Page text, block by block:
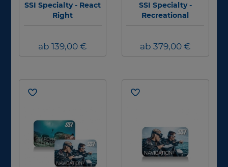
SSI Specialty - React
Right
ab 139,00 €
SSI Specialty -
Recreational
Sidemount
ab 379,00 €